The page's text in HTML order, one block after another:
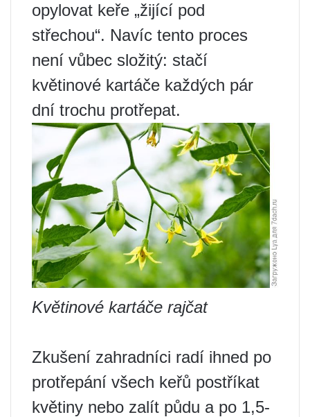
opylovat keře „žijící pod
střechou“. Navíc tento proces
není vůbec složitý: stačí
květinové kartáče každých pár
dní trochu protřepat.
Květinové kartáče rajčat
Zkušení zahradníci radí ihned po
protřepání všech keřů postříkat
květiny nebo zalít půdu a po 1,5-